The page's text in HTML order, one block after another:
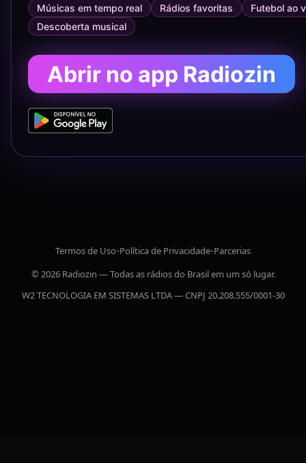
Músicas em tempo real Rádios favoritas
Futebol ao
Descoberta musical
Abrir no app Radiozin
Termos de Uso•Política de Privacidade•Parcerias
© 2026 Radiozin — Todas as rádios do Brasil em um só lugar.
W2 TECNOLOGIA EM SISTEMAS LTDA — CNPJ 20.208.555/0001-30